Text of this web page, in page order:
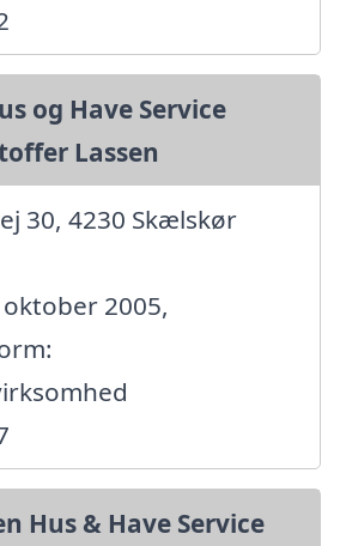
og Have Service
Lassen
30, 4230 Skælskør
2005,
Hus & Have Service